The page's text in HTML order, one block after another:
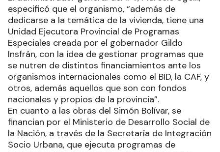
especificó que el organismo, “además de
dedicarse a la temática de la vivienda, tiene una
Unidad Ejecutora Provincial de Programas
Especiales creada por el gobernador Gildo
Insfrán, con la idea de gestionar programas que
se nutren de distintos financiamientos ante los
organismos internacionales como el BID, la CAF, y
otros, además aquellos que son con fondos
nacionales y propios de la provincia”.
En cuanto a las obras del Simón Bolívar, se
financian por el Ministerio de Desarrollo Social de
la Nación, a través de la Secretaría de Integración
Socio Urbana, que ejecuta programas de